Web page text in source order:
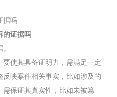
据吗
的证据吗
使其具备证明力，需满足一定
映案件相关事实，比如涉及的
保证其真实性，比如未被篡